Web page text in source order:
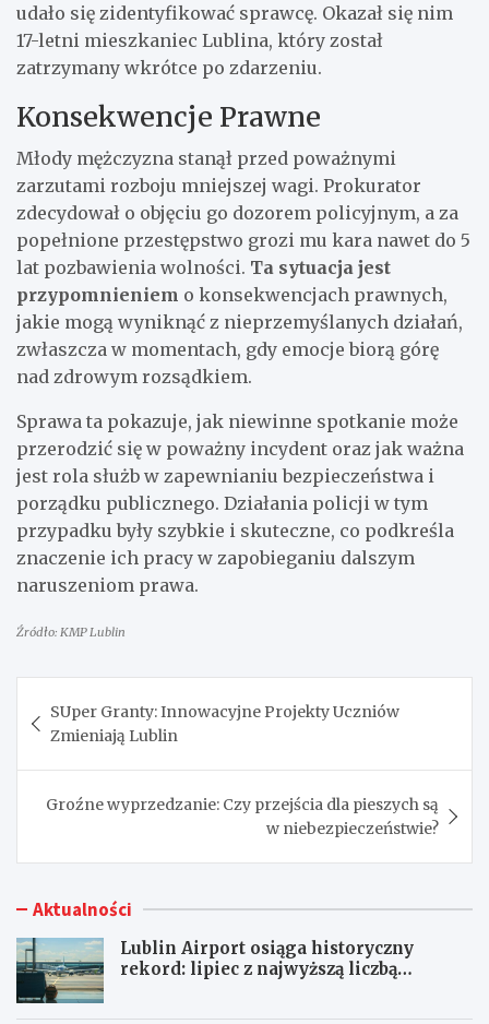
udało się zidentyfikować sprawcę. Okazał się nim
17-letni mieszkaniec Lublina, który został
zatrzymany wkrótce po zdarzeniu.
Konsekwencje Prawne
Młody mężczyzna stanął przed poważnymi
zarzutami rozboju mniejszej wagi. Prokurator
zdecydował o objęciu go dozorem policyjnym, a za
popełnione przestępstwo grozi mu kara nawet do 5
lat pozbawienia wolności. Ta sytuacja jest
przypomnieniem o konsekwencjach prawnych,
jakie mogą wyniknąć z nieprzemyślanych działań,
zwłaszcza w momentach, gdy emocje biorą górę
nad zdrowym rozsądkiem.
Sprawa ta pokazuje, jak niewinne spotkanie może
przerodzić się w poważny incydent oraz jak ważna
jest rola służb w zapewnianiu bezpieczeństwa i
porządku publicznego. Działania policji w tym
przypadku były szybkie i skuteczne, co podkreśla
znaczenie ich pracy w zapobieganiu dalszym
naruszeniom prawa.
Źródło: KMP Lublin
wpisu
SUper Granty: Innowacyjne Projekty Uczniów
Zmieniają Lublin
Groźne wyprzedzanie: Czy przejścia dla pieszych są
w niebezpieczeństwie?
Aktualności
Lublin Airport osiąga historyczny
rekord: lipiec z najwyższą liczbą